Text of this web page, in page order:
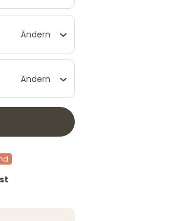
Ändern
Ändern